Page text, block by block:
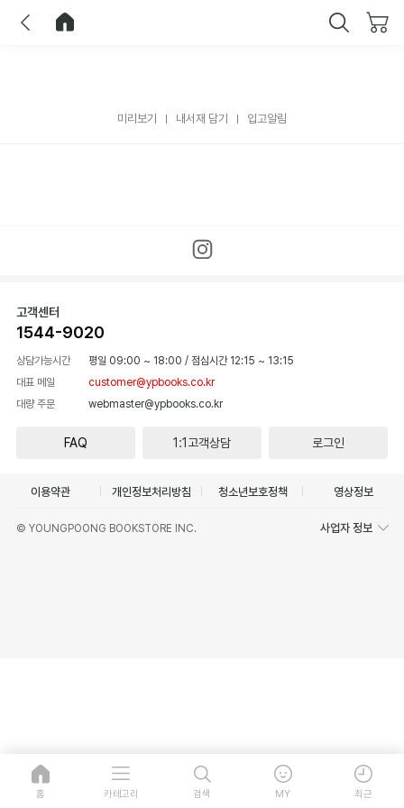
미리보기 내서재 담기 입고알림
고객센터
1544-9020
상담가능시간 평일 09:00 ~ 18:00 / 점심시간 12:15 ~ 13:15
대표 메일
customer@ypbooks.co.kr
대량 주문
webmaster@ypbooks.co.kr
FAQ 1:1고객상담 로그인
이용약관 개인정보처리방침 청소년보호정책 영상정보
© YOUNGPOONG BOOKSTORE INC. 사업자 정보
홈 카테고리 검색 MY 최근